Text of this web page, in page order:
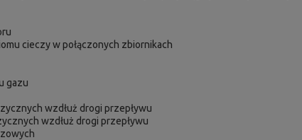
cieczy w połączonych zbiornikach
gazu
wzdłuż drogi przepływu
wzdłuż drogi przepływu